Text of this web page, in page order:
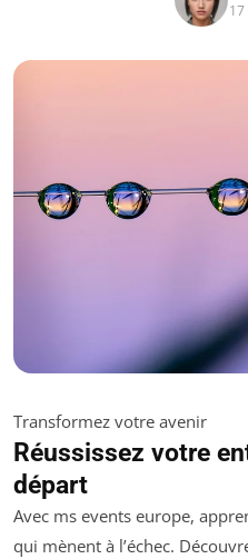
Transformez votre avenir
Réussissez votre
départ
Avec ms events europe,
qui mènent à l’échec.